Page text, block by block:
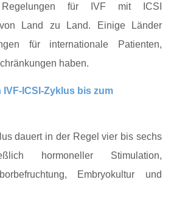
für IVF mit ICSI
Land zu Land. Einige Länder
für internationale Patienten,
haben.
bis zum
dauert in der Regel vier bis sechs
hormoneller Stimulation,
Embryokultur und